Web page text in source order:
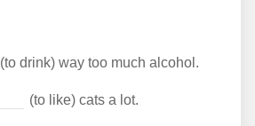
(to drink) way too much alcohol.
(to like) cats a lot.